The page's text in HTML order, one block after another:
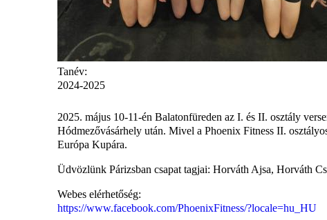
Tanév:
2024-2025
2025. május 10-11-én Balatonfüreden az I. és II. osztály
Hódmezővásárhely után. Mivel a Phoenix Fitness II.
Európa Kupára.
Üdvözlünk Párizsban csapat tagjai: Horváth Ajsa, Horváth
Webes elérhetőség:
https://www.facebook.com/PhoenixFitness/?locale=hu_HU